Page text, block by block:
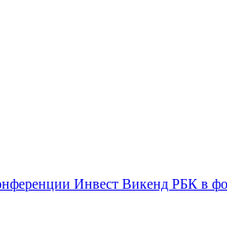
Инвест Викенд РБК в